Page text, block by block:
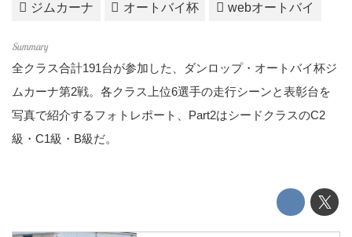
ジムカーナ オートバイ杯 webオートバイ
全クラス合計191台が参加した、ダンロップ・オートバイ杯ジ
ムカーナ第2戦。各クラス上位6選手の走行シーンと表彰台を
写真で紹介するフォトレポート、Part2はシードクラスのC2
級・C1級・B級だ。